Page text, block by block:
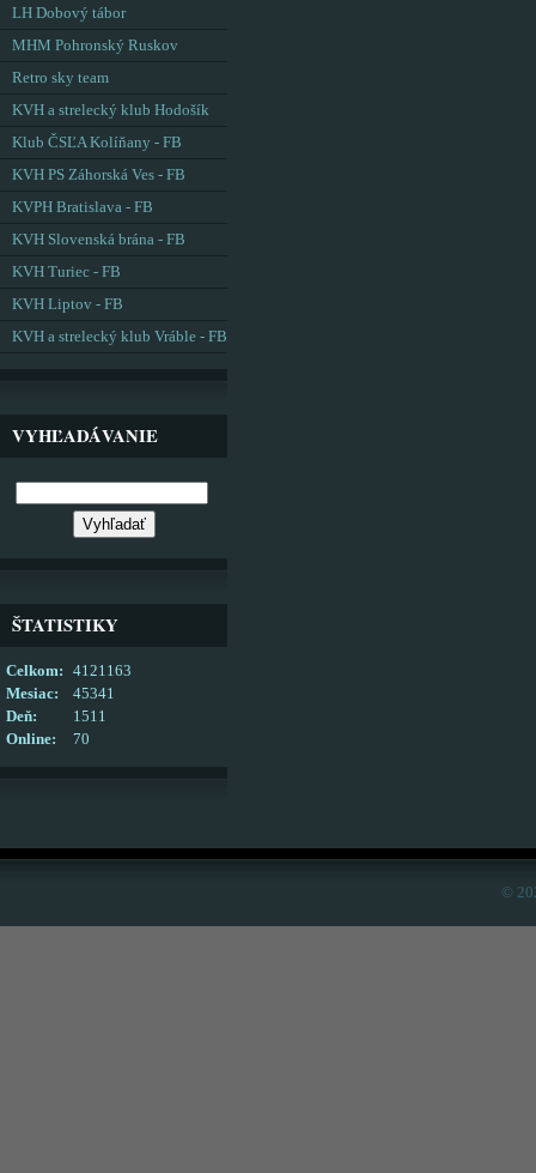
LH Dobový tábor
MHM Pohronský Ruskov
Retro sky team
KVH a strelecký klub Hodošík
Klub ČSĽA Kolíňany - FB
KVH PS Záhorská Ves - FB
KVPH Bratislava - FB
KVH Slovenská brána - FB
KVH Turiec - FB
KVH Liptov - FB
KVH a strelecký klub Vráble - FB
VYHĽADÁVANIE
ŠTATISTIKY
Online: 70
Celkom:
4121163
Mesiac:
45341
Deň:
1511
©